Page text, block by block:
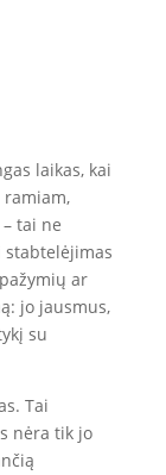
laikas, kai
ramiam,
tai ne
stabtelėjimas
ar
jo jausmus,
su
Tai
nėra tik jo